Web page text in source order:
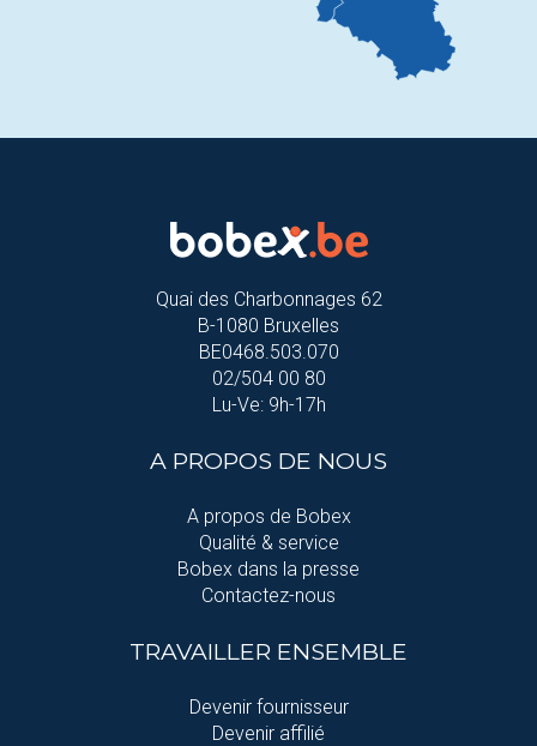
Quai des Charbonnages 62
B-1080 Bruxelles
BE0468.503.070
02/504 00 80
Lu-Ve: 9h-17h
A PROPOS DE NOUS
A propos de Bobex
Qualité & service
Bobex dans la presse
Contactez-nous
TRAVAILLER ENSEMBLE
Devenir fournisseur
Devenir affilié